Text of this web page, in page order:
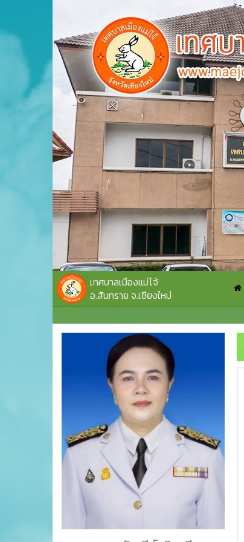
เทศบาลเมืองแม่โจ้
อ.สันทราย จ.เชียงใหม่